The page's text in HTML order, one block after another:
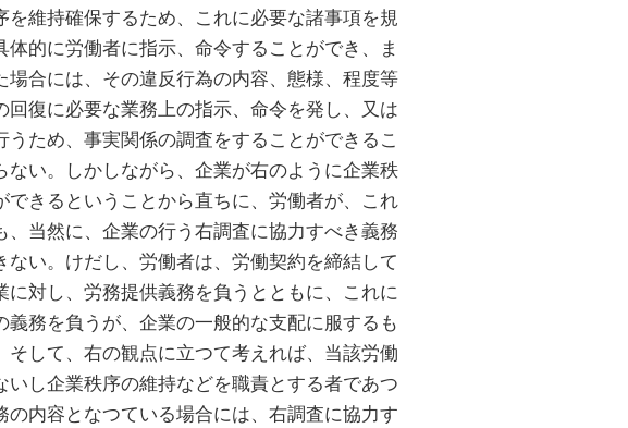
維持確保するため、これに必要な諸事項を規
的に労働者に指示、命令することができ、ま
合には、その違反行為の内容、態様、程度等
復に必要な業務上の指示、命令を発し、又は
ため、事実関係の調査をすることができるこ
い。しかしながら、企業が右のように企業秩
きるということから直ちに、労働者が、これ
当然に、企業の行う右調査に協力すべき義務
い。けだし、労働者は、労働契約を締結して
対し、労務提供義務を負うとともに、これに
務を負うが、企業の一般的な支配に服するも
して、右の観点に立つて考えれば、当該労働
し企業秩序の維持などを職責とする者であつ
内容となつている場合には、右調査に協力す